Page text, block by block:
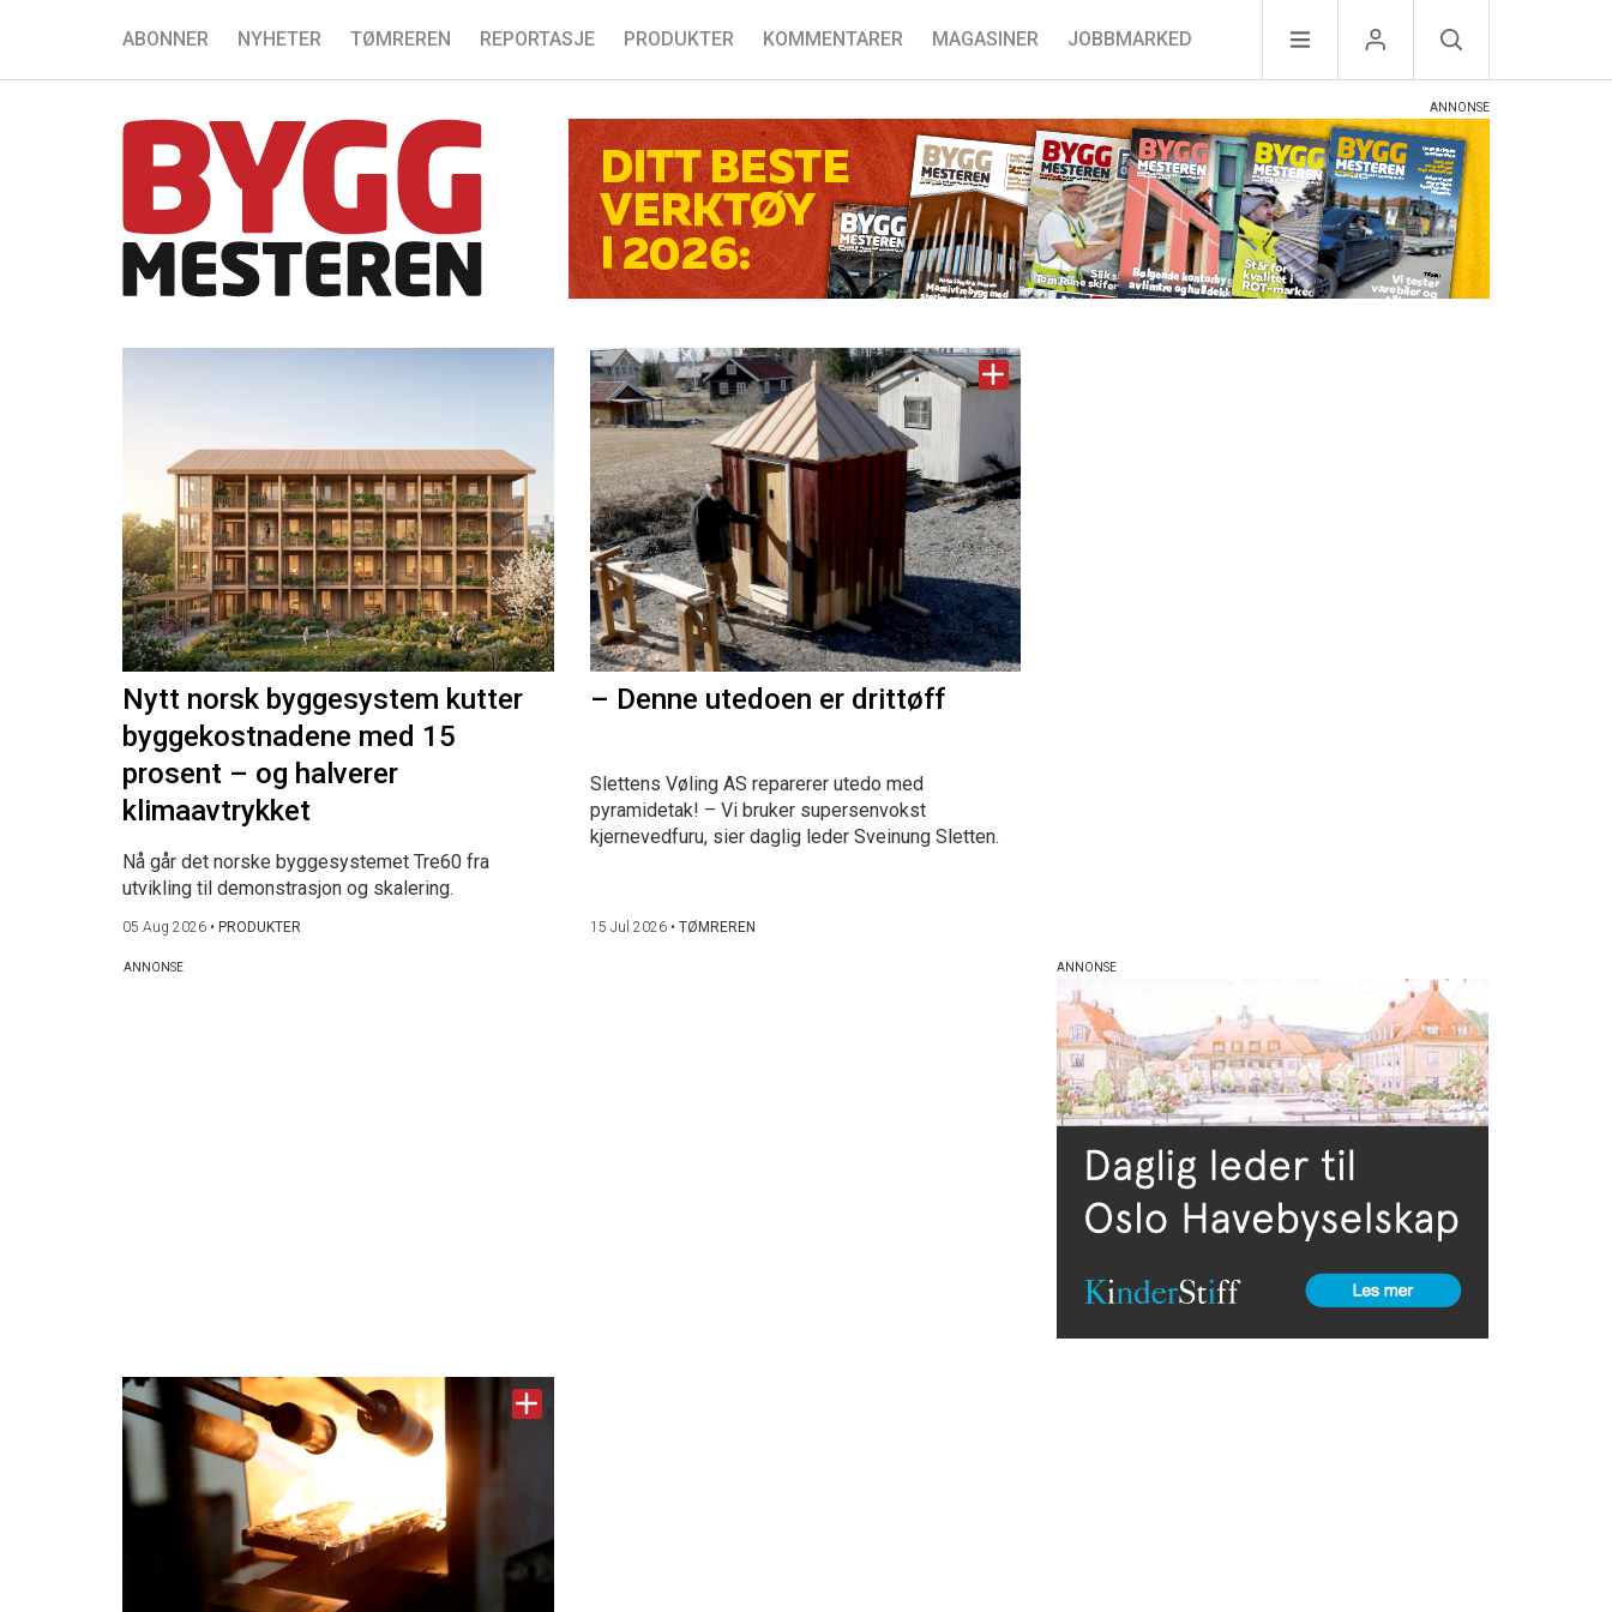
ABONNER NYHETER TØMREREN REPORTASJE PRODUKTER KOMMENTARER MAGASINER JOBBMARKED
Nytt norsk byggesystem kutter
byggekostnadene med 15
prosent – og halverer
klimaavtrykket
Nå går det norske byggesystemet Tre60 fra
utvikling til demonstrasjon og skalering.
05 Aug 2026 • PRODUKTER
– Denne utedoen er drittøff
Slettens Vøling AS reparerer utedo med
pyramidetak! – Vi bruker supersenvokst
kjernevedfuru, sier daglig leder Sveinung Sletten.
15 Jul 2026• TØMREREN